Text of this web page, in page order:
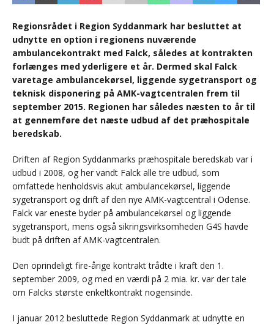
Regionsrådet i Region Syddanmark har besluttet at
udnytte en option i regionens nuværende
ambulancekontrakt med Falck, således at kontrakten
forlænges med yderligere et år. Dermed skal Falck
varetage ambulancekørsel, liggende sygetransport og
teknisk disponering på AMK-vagtcentralen frem til
september 2015. Regionen har således næsten to år til
at gennemføre det næste udbud af det præhospitale
beredskab.
Driften af Region Syddanmarks præhospitale beredskab var i
udbud i 2008, og her vandt Falck alle tre udbud, som
omfattede henholdsvis akut ambulancekørsel, liggende
sygetransport og drift af den nye AMK-vagtcentral i Odense.
Falck var eneste byder på ambulancekørsel og liggende
sygetransport, mens også sikringsvirksomheden G4S havde
budt på driften af AMK-vagtcentralen.
Den oprindeligt fire-årige kontrakt trådte i kraft den 1.
september 2009, og med en værdi på 2 mia. kr. var der tale
om Falcks største enkeltkontrakt nogensinde.
I januar 2012 besluttede Region Syddanmark at udnytte en